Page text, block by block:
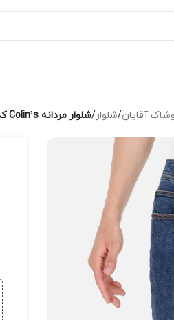
آقایان/شلوار/شلوار مردانه Colin’s کد CL1071253